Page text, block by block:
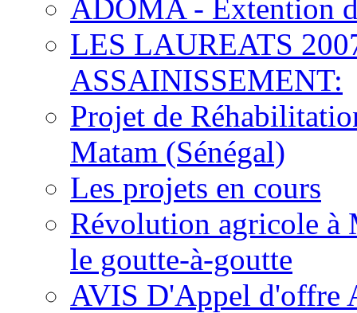
ADOMA - Extention
LES LAUREATS
ASSAINISSEMENT:
Projet de
Matam (Sénégal)
Les projets en cours
Révolution agricole à
le goutte-à-goutte
AVIS D'Appel d'offre